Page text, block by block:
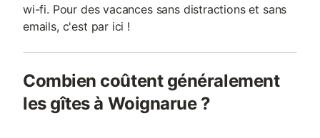
wi-fi. Pour des vacances sans distractions et sans
emails, c'est par ici !
Combien coûtent généralement
les gîtes à Woignarue ?